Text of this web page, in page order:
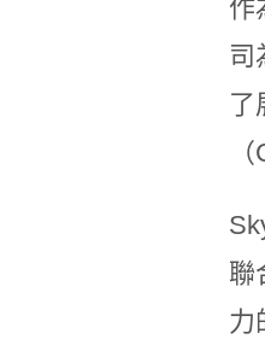
作
司
了
聯
力